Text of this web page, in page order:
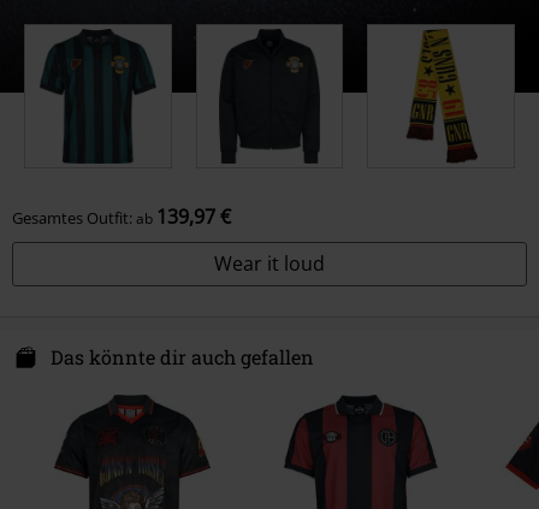
Gesamtes Outfit: ab 139,97 €
Wear it loud
Das könnte dir auch gefallen